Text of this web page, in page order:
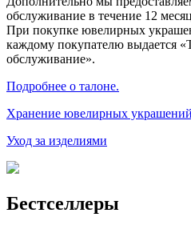
обслуживание в течение 12
При покупке ювелирных
каждому покупателю выдается
обслуживание».
Подробнее о талоне.
Хранение ювелирных украшений
Уход за изделиями
Бестселлеры